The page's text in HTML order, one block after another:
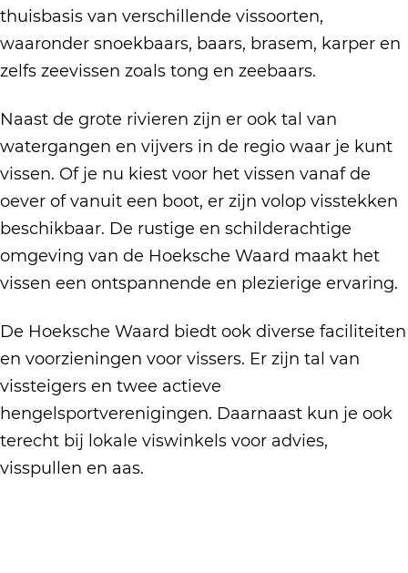
thuisbasis van verschillende vissoorten,
waaronder snoekbaars, baars, brasem, karper en
zelfs zeevissen zoals tong en zeebaars.
Naast de grote rivieren zijn er ook tal van
watergangen en vijvers in de regio waar je kunt
vissen. Of je nu kiest voor het vissen vanaf de
oever of vanuit een boot, er zijn volop visstekken
beschikbaar. De rustige en schilderachtige
omgeving van de Hoeksche Waard maakt het
vissen een ontspannende en plezierige ervaring.
De Hoeksche Waard biedt ook diverse faciliteiten
en voorzieningen voor vissers. Er zijn tal van
vissteigers en twee actieve
hengelsportverenigingen. Daarnaast kun je ook
terecht bij lokale viswinkels voor advies,
visspullen en aas.